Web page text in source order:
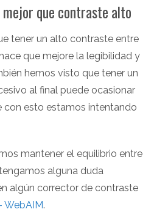
que contraste alto
tener un alto contraste entre
que mejore la legibilidad y
hemos visto que tener un
al final puede ocasionar
esto estamos intentando
mantener el equilibrio entre
alguna duda
algún corrector de contraste
WebAIM.